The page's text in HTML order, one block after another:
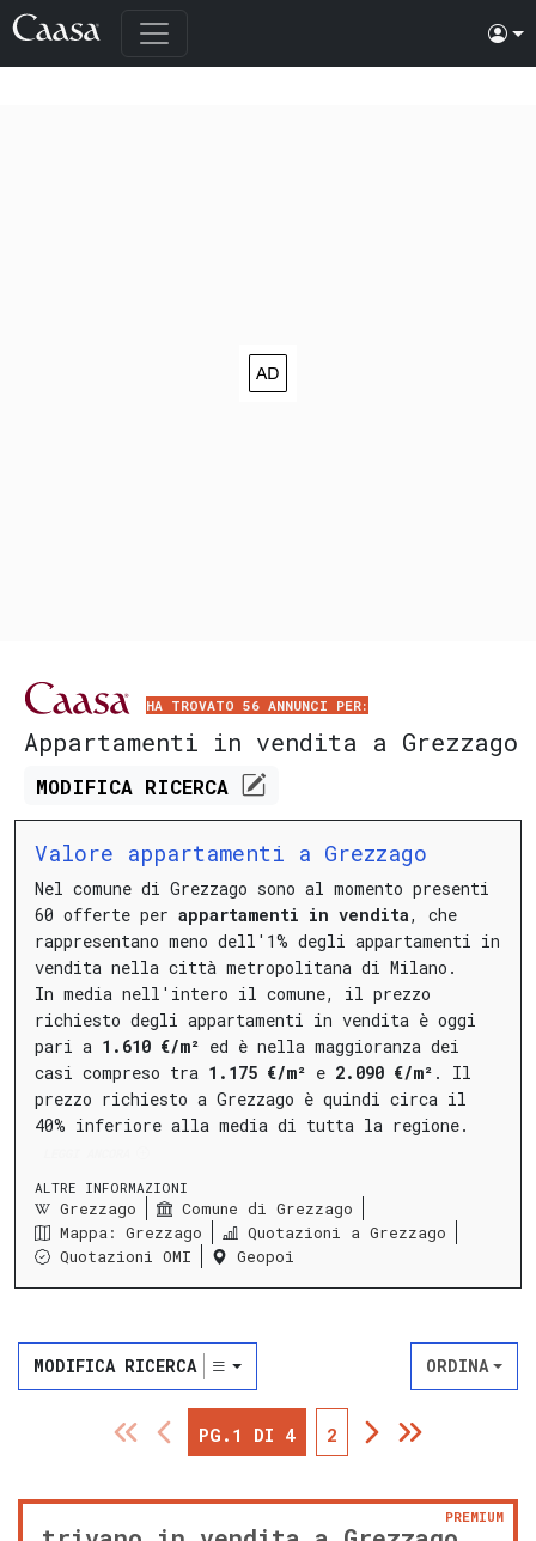
HA TROVATO 56 ANNUNCI PER:
Appartamenti in vendita a Grezzago
MODIFICA RICERCA
Valore appartamenti a Grezzago
Nel comune di Grezzago sono al momento presenti
60 offerte per appartamenti in vendita, che
rappresentano meno dell'1% degli appartamenti in
vendita nella città metropolitana di Milano.
In media nell'intero il comune, il prezzo
richiesto degli appartamenti in vendita è oggi
pari a 1.610 €/m² ed è nella maggioranza dei
casi compreso tra 1.175 €/m² e 2.090 €/m² . Il
prezzo richiesto a Grezzago è quindi circa il
40% inferiore alla media di tutta la regione.
ALTRE INFORMAZIONI
Grezzago
Comune di Grezzago
Mappa: Grezzago
Quotazioni a Grezzago
Quotazioni OMI
Geopoi
MODIFICA RICERCA ORDINA
PG.1 DI 4 2
PREMIUM